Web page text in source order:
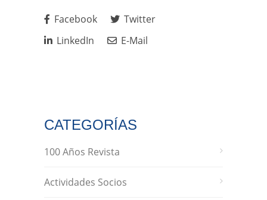
Facebook
Twitter
LinkedIn
E-Mail
CATEGORÍAS
100 Años Revista
Actividades Socios